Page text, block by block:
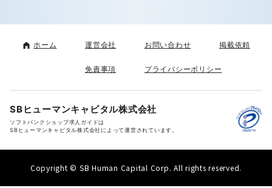
ホーム 運営会社 お問い合わせ 掲載依頼
免責事項 プライバシーポリシー
SBヒューマンキャピタル株式会社
ソフトバンクショップ求人ガイドは
SBヒューマンキャピタル株式会社によって運営されています。
Copyright © SB Human Capital Corp. All rights reserved.